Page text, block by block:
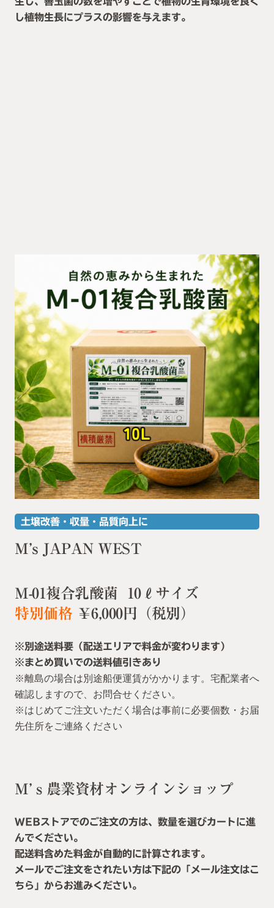
し植物生長にプラスの影響を与えます。
土壌改善・収量・品質向上に
M’s JAPAN WEST
M-01複合乳酸菌 10ℓサイズ
特別価格 ￥6,000円（税別）
※別途送料要（配送エリアで料金が変わります）
※まとめ買いでの送料値引きあり
※離島の場合は別途船便運賃がかかります。宅配業者へ
確認しますので、お問合せください。
※はじめてご注文いただく場合は事前に必要個数・お届
先住所をご連絡ください
M’ｓ農業資材オンラインショップ
WEBストアでのご注文の方は、数量を選びカートに進
んでください。
配送料含めた料金が自動的に計算されます。
メールでご注文をされたい方は下記の「メール注文はこ
ちら」からお進みください。